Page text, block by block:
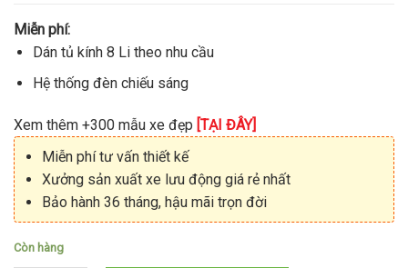
Miễn phí:
Dán tủ kính 8 Li theo nhu cầu
Hệ thống đèn chiếu sáng
Xem thêm +300 mẫu xe đẹp [TẠI ĐÂY]
Miễn phí tư vấn thiết kế
Xưởng sản xuất xe lưu động giá rẻ nhất
Bảo hành 36 tháng, hậu mãi trọn đời
Còn hàng